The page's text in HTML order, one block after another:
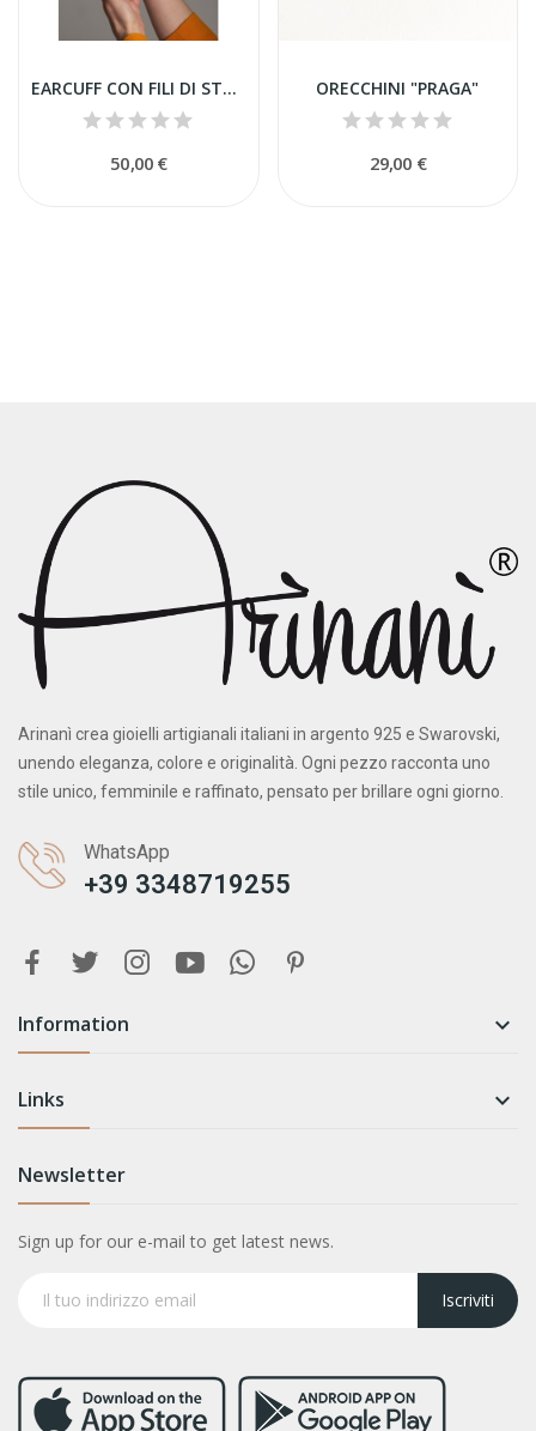
EARCUFF CON FILI DI STRASS
50,00 €
ORECCHINI "PRAGA"
29,00 €
Arinanì crea gioielli artigianali italiani in argento 925 e Swarovski,
unendo eleganza, colore e originalità. Ogni pezzo racconta uno
stile unico, femminile e raffinato, pensato per brillare ogni giorno.
WhatsApp
+39 3348719255
Information 
Links 
Newsletter
Sign up for our e-mail to get latest news.
Iscriviti